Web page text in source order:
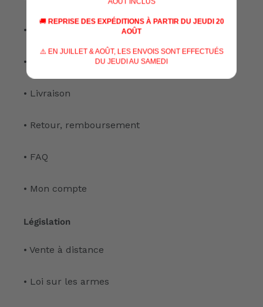
• Notre atelier
• Nous contacter
• Livraison
• Retour, remboursement
• FAQ
• Mon compte
Législation
• Vente à distance
• Loi sur les armes
🚚 REPRISE DES EXPÉDITIONS À PARTIR DU JEUDI 20
AOÛT
⚠️ EN JUILLET & AOÛT, LES ENVOIS SONT EFFECTUÉS
DU JEUDI AU SAMEDI